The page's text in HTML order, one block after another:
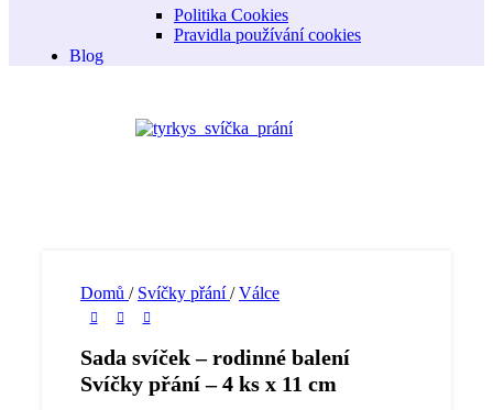
Politika Cookies
Pravidla používání cookies
Blog
Domů / Svíčky přání/ Válce
Sada svíček – rodinné balení
Svíčky přání – 4 ks x 11 cm